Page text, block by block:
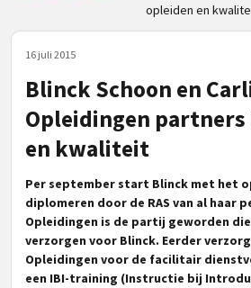
opleiden en
16 juli 2015
Blinck Schoon en
Opleidingen
en kwaliteit
Per september start Blinck met het
diplomeren door de RAS van al haar
Opleidingen is de partij geworden
verzorgen voor Blinck. Eerder
Opleidingen voor de facilitair
een IBI-training (Instructie bij